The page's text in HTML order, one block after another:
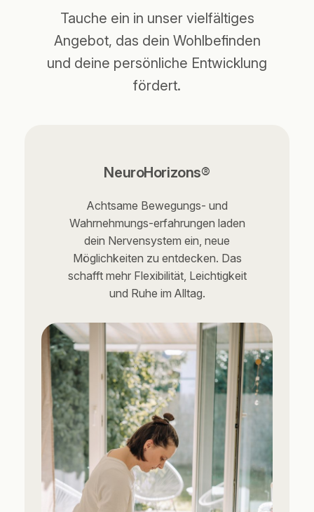
Tauche ein in unser vielfältiges
Angebot, das dein Wohlbefinden
und deine persönliche Entwicklung
fördert.
NeuroHorizons®
Achtsame Bewegungs- und
Wahrnehmungs-erfahrungen laden
dein Nervensystem ein, neue
Möglichkeiten zu entdecken. Das
schafft mehr Flexibilität, Leichtigkeit
und Ruhe im Alltag.